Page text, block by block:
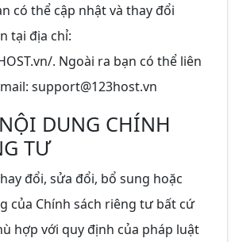
có thể cập nhật và thay đổi
tại địa chỉ:
. Ngoài ra bạn có thể liên
support@123host.vn
DUNG CHÍNH
TƯ
đổi, sửa đổi, bổ sung hoặc
của Chính sách riêng tư bất cứ
hợp với quy định của pháp luật